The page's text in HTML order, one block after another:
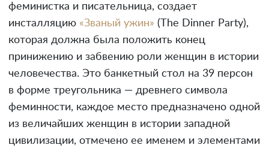
феминистка и писательница, создает
инсталляцию «Званый ужин» (The Dinner Party),
которая должна была положить конец
принижению и забвению роли женщин в истории
человечества. Это банкетный стол на 39 персон
в форме треугольника — древнего символа
феминности, каждое место предназначено одной
из величайших женщин в истории западной
цивилизации, отмечено ее именем и элементами